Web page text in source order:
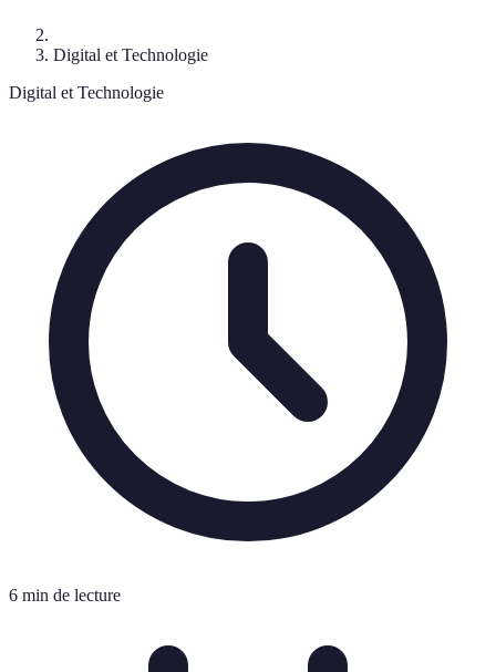
Digital et Technologie
Digital et Technologie
6 min de lecture